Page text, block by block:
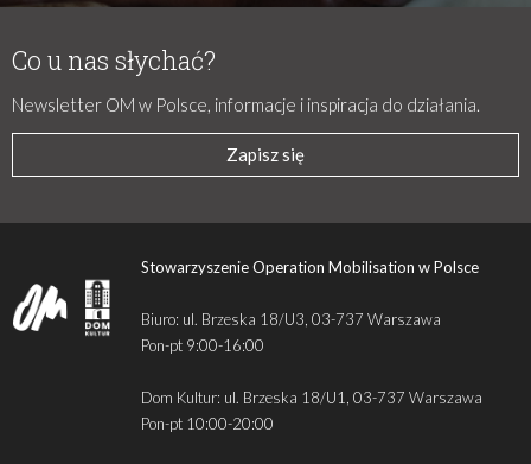
Co u nas słychać?
Newsletter OM w Polsce, informacje i inspiracja do działania.
Zapisz się
Stowarzyszenie Operation Mobilisation w Polsce
Biuro: ul. Brzeska 18/U3, 03-737 Warszawa
Pon-pt 9:00-16:00
Dom Kultur: ul. Brzeska 18/U1, 03-737 Warszawa
Pon-pt 10:00-20:00